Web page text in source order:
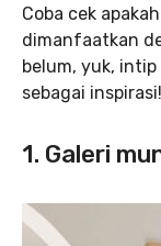
Coba cek
dimanfaatkan
belum, yuk,
sebagai inspirasi!
1. Galeri